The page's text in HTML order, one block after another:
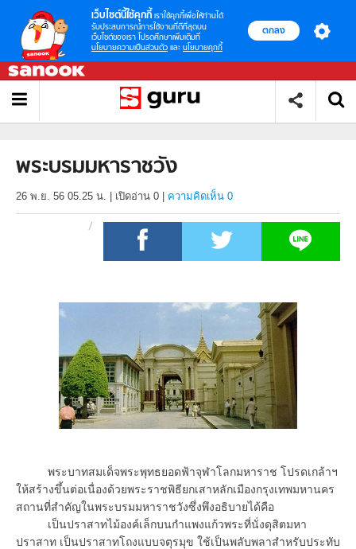
เว็บไซต์นี้ใช้คุกกี้ เราใช้คุกกี้เพื่อให้ท่านได้
รับประสบการณ์การใช้งานที่ดีที่สุดบน
เว็บไซต์ของเรา โปรดศึกษาเพิ่มเติมที่
นโยบายความเป็นส่วนตัว และ นโยบายคุกกี้
ตกลง
พระบรมมหาราชวัง
26 พ.ย. 56 05.25 น. เปิดอ่าน 0 ความคิดเห็น 0
พระบาทสมเด็จพระพุทธยอดฟ้าจุฬาโลกมหาราช โปรดเกล้าฯ
ให้สร้างขึ้นต่อเนื่องด้วยพระราชพิธียกเสาหลักเมืองกรุงเทพมหานคร
สถานที่สำคัญในพระบรมมหาราชวังซึ่งพึงอธิบายได้คือ
เป็นปราสาทไม้องค์เล็กบนกำแพงแก้วพระที่นั่งดุสิตมหา
ปราสาท เป็นปราสาทโถงแบบจตุรมุข ใช้เป็นพลับพลาสำหรับประทับ